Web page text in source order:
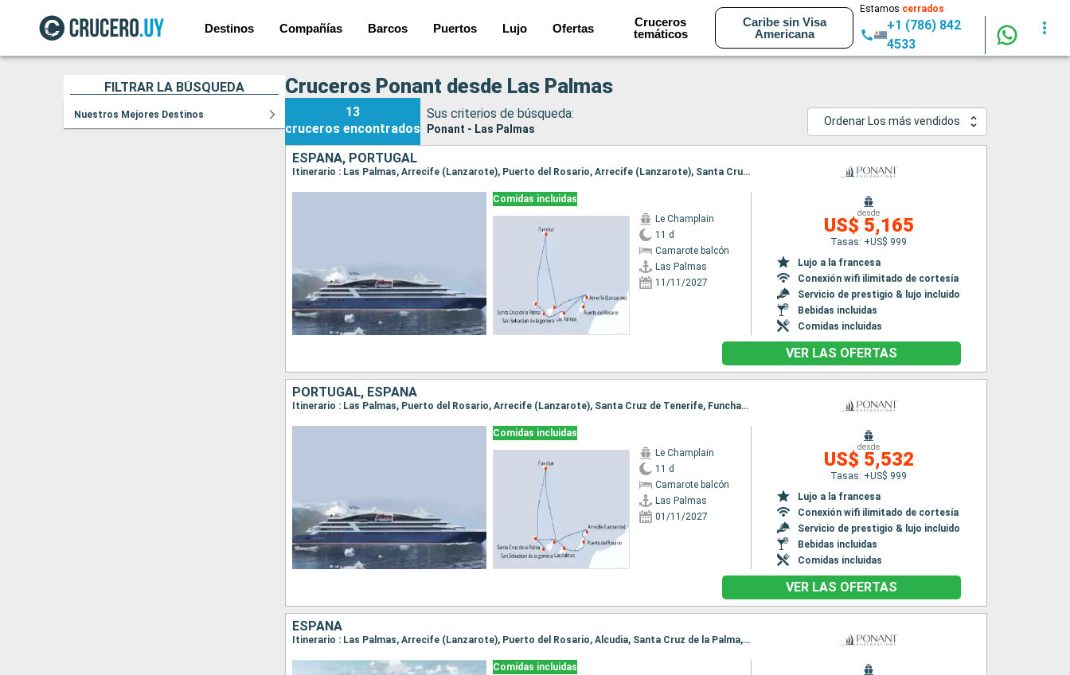
Destinos Compañías Barcos Puertos Lujo Ofertas
Cruceros
temáticos
Caribe sin Visa
Americana
Estamos cerrados
+1 (786) 842
4533
FILTRAR LA BÚSQUEDA
Nuestros Mejores Destinos
Cruceros Ponant desde Las Palmas
13
cruceros encontrados
Sus criterios de búsqueda:
Ponant - Las Palmas
Ordenar Los más vendidos
ESPAÑA, PORTUGAL
Itinerario : Las Palmas, Arrecife (Lanzarote), Puerto del Rosario, Arrecife (Lanzarote), Santa Cruz de Tenerife, Funchal, Santa Cruz de la Palma, San Sebastian de la gomera, Las Palmas
Comidas incluidas
Le Champlain
11 d
Camarote balcón
Las Palmas
11/11/2027
desde
US$ 5,165
Tasas: +US$ 999
Lujo a la francesa
Conexión wifi ilimitado de cortesía
Servicio de prestigio & lujo incluido
Bebidas incluidas
Comidas incluidas
VER LAS OFERTAS
PORTUGAL, ESPAÑA
Itinerario : Las Palmas, Puerto del Rosario, Arrecife (Lanzarote), Santa Cruz de Tenerife, Funchal, Santa Cruz de la Palma, San Sebastian de la gomera, Santa Cruz de la Palma, Las Palmas
Comidas incluidas
Le Champlain
11 d
Camarote balcón
Las Palmas
01/11/2027
desde
US$ 5,532
Tasas: +US$ 999
Lujo a la francesa
Conexión wifi ilimitado de cortesía
Servicio de prestigio & lujo incluido
Bebidas incluidas
Comidas incluidas
VER LAS OFERTAS
ESPAÑA
Itinerario : Las Palmas, Arrecife (Lanzarote), Puerto del Rosario, Alcudia, Santa Cruz de la Palma, San Sebastian de la gomera, Las Palmas
Comidas incluidas